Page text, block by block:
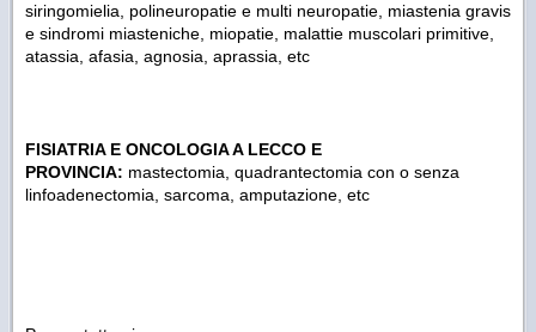
siringomielia, polineuropatie e multi neuropatie, miastenia gravis
e sindromi miasteniche, miopatie, malattie muscolari primitive,
atassia, afasia, agnosia, aprassia, etc
FISIATRIA E ONCOLOGIA A LECCO E
PROVINCIA: mastectomia, quadrantectomia con o senza
linfoadenectomia, sarcoma, amputazione, etc